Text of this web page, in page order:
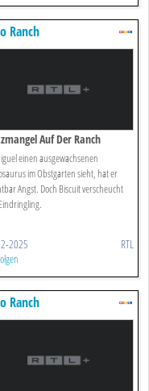
Ranch
Auf Der Ranch
einen ausgewachsenen
im Obstgarten sieht, hat er
Angst. Doch Biscuit verscheucht
2025 RTL
Ranch